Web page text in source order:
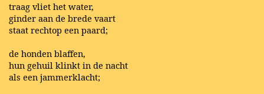
traag vliet het water,
ginder aan de brede vaart
staat rechtop een paard;
de honden blaffen,
hun gehuil klinkt in de nacht
als een jammerklacht;